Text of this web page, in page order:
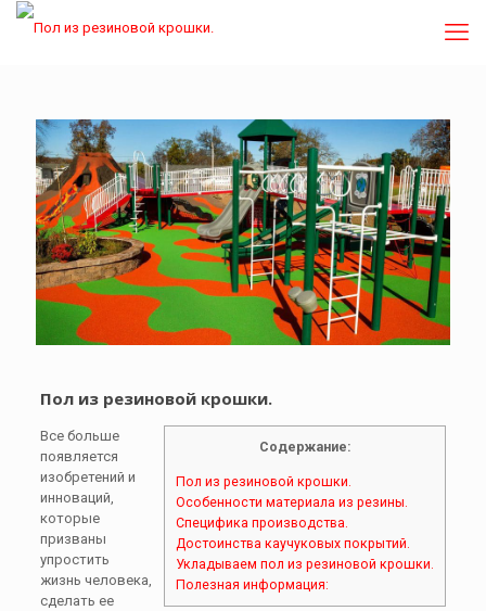
Пол из резиновой крошки.
Содержание:
Пол из резиновой крошки.
Особенности материала из резины.
Специфика производства.
Достоинства каучуковых покрытий.
Укладываем пол из резиновой крошки.
Полезная информация:
Все больше
появляется
изобретений и
инноваций,
которые
призваны
упростить
жизнь человека,
сделать ее